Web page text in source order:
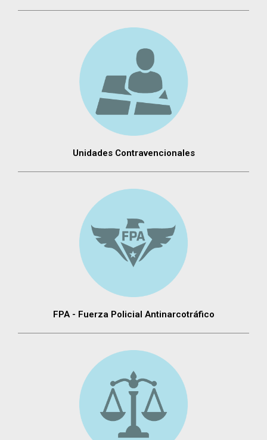
Unidades Contravencionales
FPA - Fuerza Policial Antinarcotráfico